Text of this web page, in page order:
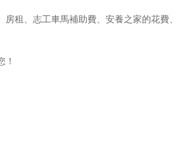
租、志工車馬補助費、安養之家的花費、